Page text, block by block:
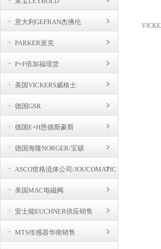
意大利GEFRAN杰佛伦
PARKER派克
P+F倍加福现货
美国VICKERS威格士
德国GSR
德国E+H恩德斯豪斯
德国海隆NORGER/宝硕
BUSCHJOST
ASCO世格流体公司/JOUCOMATIC
美国MAC电磁阀
安士能EUCHNER供应销售
MTS传感器华南销售